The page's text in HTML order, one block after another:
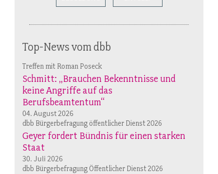
Top-News vom dbb
Treffen mit Roman Poseck
Schmitt: „Brauchen Bekenntnisse und
keine Angriffe auf das
Berufsbeamtentum“
04. August 2026
dbb Bürgerbefragung öffentlicher Dienst 2026
Geyer fordert Bündnis für einen starken
Staat
30. Juli 2026
dbb Bürgerbefragung Öffentlicher Dienst 2026